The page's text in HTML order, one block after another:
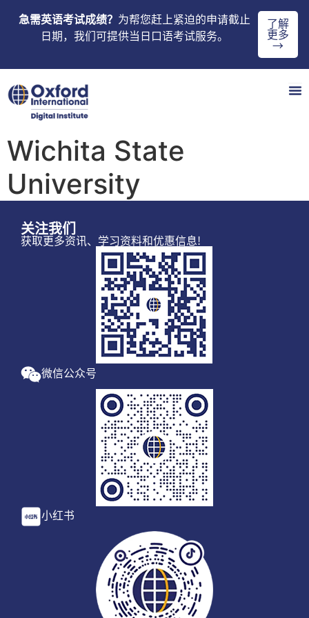
急需英语考试成绩？ 为帮您赶上紧迫的申请截止
日期，我们可提供当日口语考试服务。
了解
更多
→
Wichita State
University
关注我们
获取更多资讯、学习资料和优惠信息!
微信公众号
小红书